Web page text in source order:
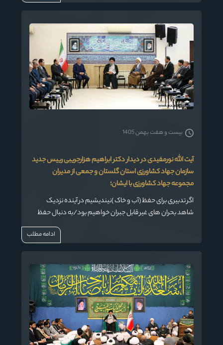
آیت الله نورمفیدی در دیدار دکتر ابراهیم هزارجریبی رییس جدید
سازمان جهاد کشاورزی استان گلستان و جمعی از مدیران
مجموعه جهاد کشاورزی با ایشان؛
اگر تدبیری برای حفظ (آب و خاک )نیندیشیم در آینده نزدیک
شاهد بحران های غیر قابل جبران خواهیم بود/به دنبال حفظ
کیفیت« گندم »استان باشید و آن را به روز «پنبه» دچار نکنید
بیست و هفت بهمن 1405
ادامه مطلب